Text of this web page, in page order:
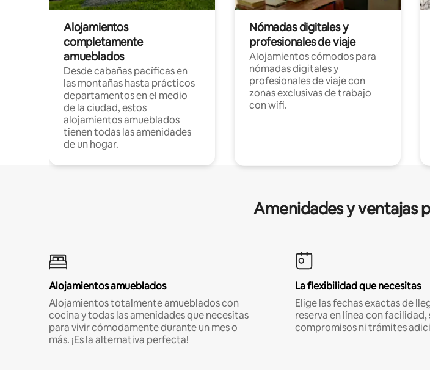
Alojamientos
completamente
amueblados
Desde cabañas pacíficas en
las montañas hasta prácticos
departamentos en el medio
de la ciudad, estos
alojamientos amueblados
tienen todas las amenidades
de un hogar.
Nómadas digitales y
profesionales de viaje
Alojamientos cómodos para
nómadas digitales y
profesionales de viaje con
zonas exclusivas de trabajo
con wifi.
Amenidades y ventajas
Alojamientos amueblados
Alojamientos totalmente amueblados con
cocina y todas las amenidades que necesitas
para vivir cómodamente durante un mes o
más. ¡Es la alternativa perfecta!
La flexibilidad que necesitas
Elige las fechas exactas de
reserva en línea con facilidad,
compromisos ni trámites